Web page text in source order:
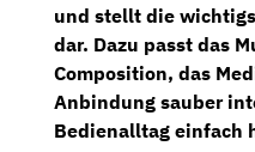
und stellt die
dar. Dazu passt das
Composition, das
Anbindung sauber
Bedienalltag einfach